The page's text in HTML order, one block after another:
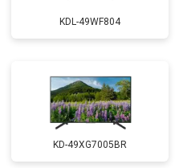
KDL-49WF804
KD-49XG7005BR